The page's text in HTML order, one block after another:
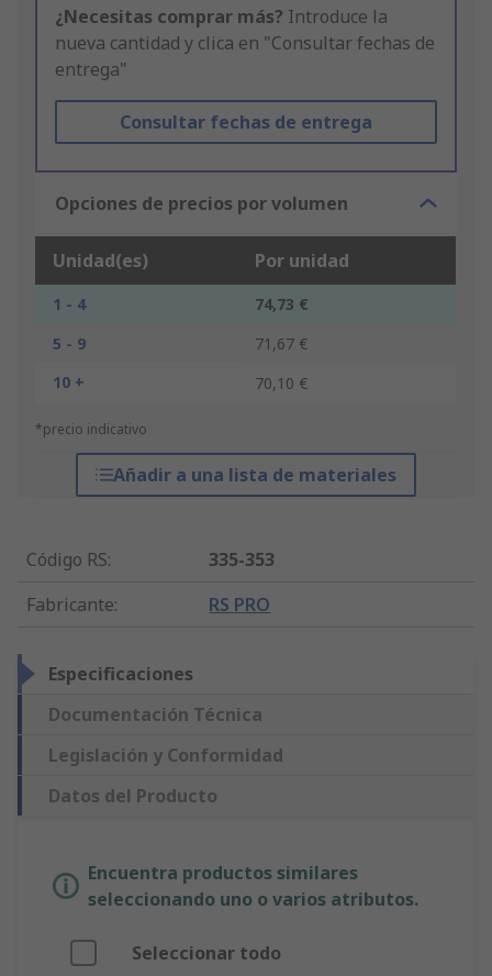
¿Necesitas comprar más? Introduce la
nueva cantidad y clica en "Consultar fechas de
entrega"
Consultar fechas de entrega
Opciones de precios por volumen
Unidad(es) Por unidad
1 - 4
74,73 €
5 - 9
71,67 €
10 +
70,10 €
*precio indicativo
Añadir a una lista de materiales
Código RS:
335-353
Fabricante: RS PRO
Especificaciones
Documentación Técnica
Legislación y Conformidad
Datos del Producto
Encuentra productos similares
seleccionando uno o varios atributos.
Seleccionar todo